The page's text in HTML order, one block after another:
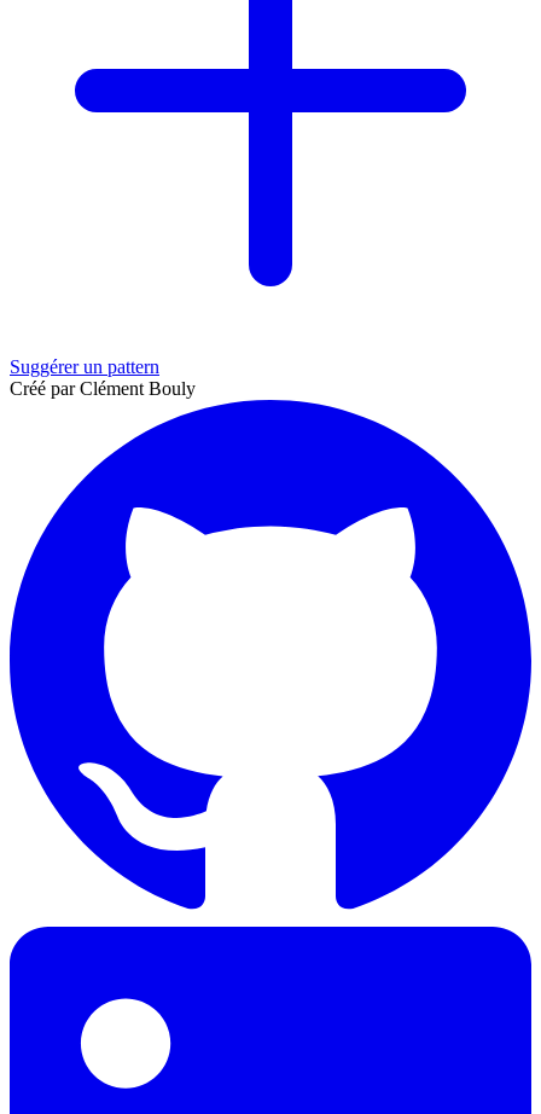
Suggérer un pattern
Créé par Clément Bouly